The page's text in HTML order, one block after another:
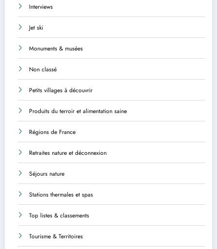
Interviews
Jet ski
Monuments & musées
Non classé
Petits villages à découvrir
Produits du terroir et alimentation saine
Régions de France
Retraites nature et déconnexion
Séjours nature
Stations thermales et spas
Top listes & classements
Tourisme & Territoires